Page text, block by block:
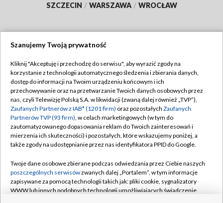
SZCZECIN / WARSZAWA / WROCŁAW
TVP
Abonament TVP
Emisja w TVP
Centrum informacji TVP
Naziemna Telewizja Cyfrowa
Rada Programowa
System NOS
Regulamin TVP
Polityka prywatności
Moje zgody
Pomoc
Kontakt
Szanujemy Twoją prywatność
Kliknij "Akceptuję i przechodzę do serwisu", aby wyrazić zgody na
korzystanie z technologii automatycznego śledzenia i zbierania danych,
dostęp do informacji na Twoim urządzeniu końcowym i ich
przechowywanie oraz na przetwarzanie Twoich danych osobowych przez
nas, czyli Telewizję Polską S.A. w likwidacji (zwaną dalej również „TVP”),
Zaufanych Partnerów z IAB* (1201 firm) oraz pozostałych Zaufanych
Partnerów TVP (93 firm), w celach marketingowych (w tym do
zautomatyzowanego dopasowania reklam do Twoich zainteresowań i
mierzenia ich skuteczności) i pozostałych, które wskazujemy poniżej, a
także zgody na udostępnianie przez nas identyfikatora PPID do Google.
Twoje dane osobowe zbierane podczas odwiedzania przez Ciebie naszych
poszczególnych serwisówzwanych dalej „Portalem”, w tym informacje
zapisywane za pomocą technologii takich jak: pliki cookie, sygnalizatory
WWW lub innych podobnych technologii umożliwiających świadczenie